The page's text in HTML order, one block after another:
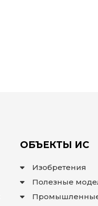
ОБЪЕКТЫ ИС
Изобретения
Полезные